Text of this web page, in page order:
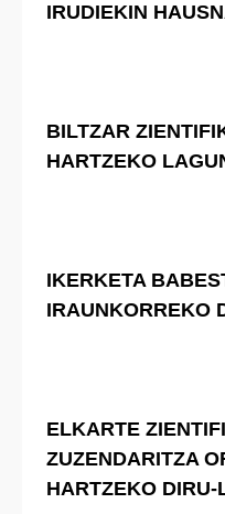
IRUDIEKIN
BILTZAR
HARTZEKO
IKERKETA
IRAUNKORREKO
ELKARTE
ZUZENDARITZA
HARTZEKO